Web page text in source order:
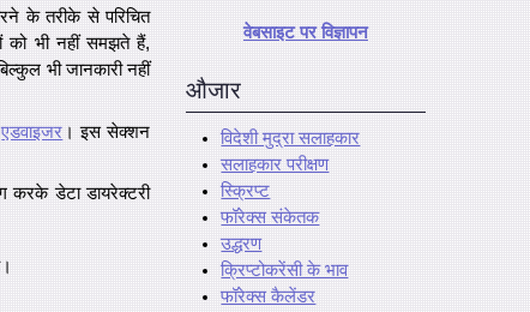
के तरीके से परिचित
को भी नहीं समझते हैं,
भी जानकारी नहीं
एडवाइजर । इस सेक्शन
करके डेटा डायरेक्टरी
वेबसाइट पर विज्ञापन
औजार
विदेशी मुद्रा सलाहकार
सलाहकार परीक्षण
स्क्रिप्ट
फॉरेक्स संकेतक
उद्धरण
क्रिप्टोकरेंसी के भाव
फॉरेक्स कैलेंडर